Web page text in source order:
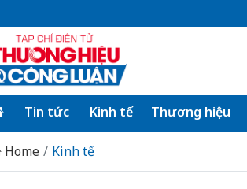
Tin tức Kinh tế Thương hiệu
Home Kinh tế